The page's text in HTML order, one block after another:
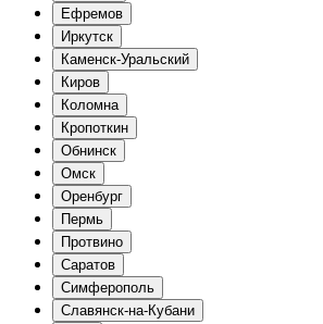
Ефремов
Иркутск
Каменск-Уральский
Киров
Коломна
Кропоткин
Обнинск
Омск
Оренбург
Пермь
Протвино
Саратов
Симферополь
Славянск-на-Кубани